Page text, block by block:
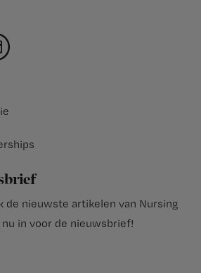
de nieuwste artikelen van Nursing
in voor de nieuwsbrief!